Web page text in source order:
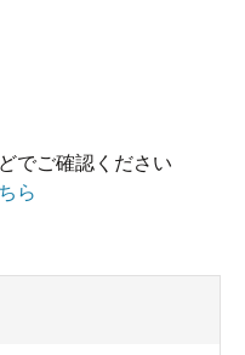
でご確認ください
ら